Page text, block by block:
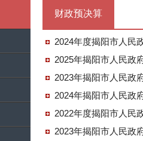
财政预决算
2024年度揭阳市人民
2025年揭阳市人民政
2023年揭阳市人民政
2024年揭阳市人民政
2022年度揭阳市人民
2023年揭阳市人民政